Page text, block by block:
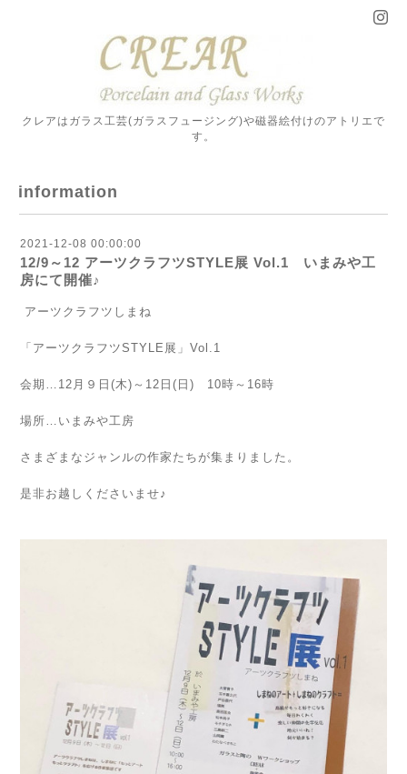
クレアはガラス工芸(ガラスフュージング)や磁器絵付けのアトリエで
す。
information
2021-12-08 00:00:00
12/9～12 アーツクラフツSTYLE展 Vol.1 いまみや工
房にて開催♪
アーツクラフツしまね
「アーツクラフツSTYLE展」Vol.1
会期…12月９日(木)～12日(日) 10時～16時
場所…いまみや工房
さまざまなジャンルの作家たちが集まりました。
是非お越しくださいませ♪